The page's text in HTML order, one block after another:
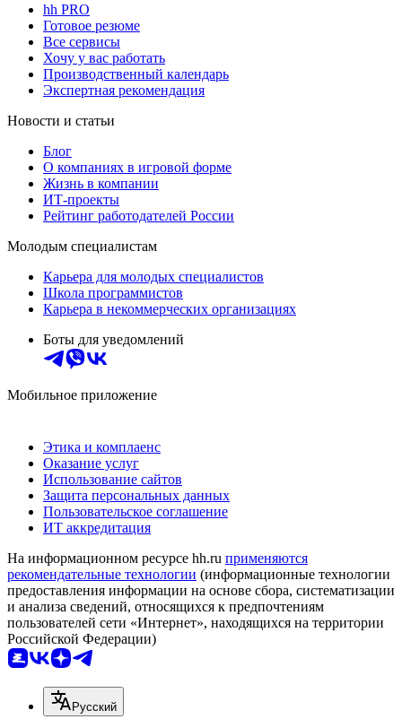
hh PRO
Готовое резюме
Все сервисы
Хочу у вас работать
Производственный календарь
Экспертная рекомендация
Новости и статьи
Блог
О компаниях в игровой форме
Жизнь в компании
ИТ-проекты
Рейтинг работодателей России
Молодым специалистам
Карьера для молодых специалистов
Школа программистов
Карьера в некоммерческих организациях
Боты для уведомлений
Мобильное приложение
Этика и комплаенс
Оказание услуг
Использование сайтов
Защита персональных данных
Пользовательское соглашение
ИТ аккредитация
На информационном ресурсе hh.ru применяются
рекомендательные технологии (информационные технологии
предоставления информации на основе сбора, систематизации
и анализа сведений, относящихся к предпочтениям
пользователей сети «Интернет», находящихся на территории
Российской Федерации)
Русский